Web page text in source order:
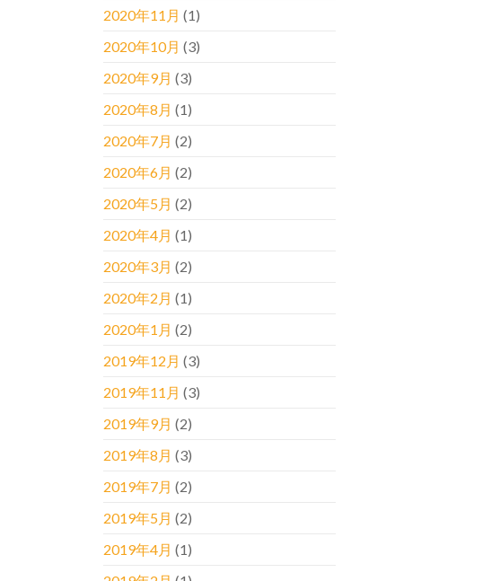
2020年11月 (1)
2020年10月 (3)
2020年9月 (3)
2020年8月 (1)
2020年7月 (2)
2020年6月 (2)
2020年5月 (2)
2020年4月 (1)
2020年3月 (2)
2020年2月 (1)
2020年1月 (2)
2019年12月 (3)
2019年11月 (3)
2019年9月 (2)
2019年8月 (3)
2019年7月 (2)
2019年5月 (2)
2019年4月 (1)